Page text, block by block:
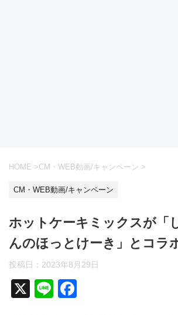
HOME >CM・WEB動画/キャンペーン >
CM・WEB動画/キャンペーン
ホットケーキミックスが「
んのほっとけーき」とコラ
投稿日： 2023年8月29日
X
Li